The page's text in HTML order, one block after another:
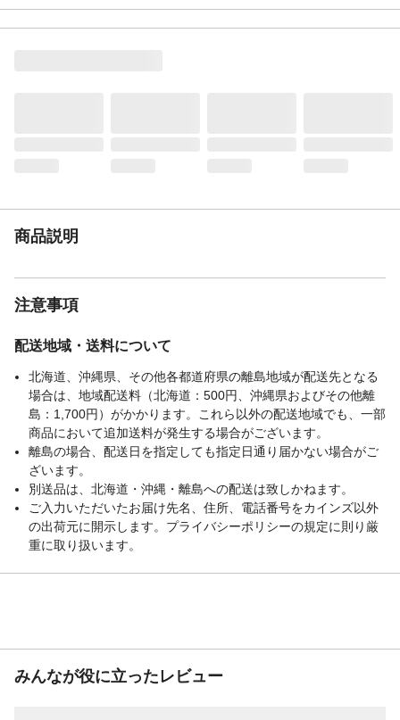
護、過電圧保護、過
電流保護、低温保
商品説明
注意事項
配送地域・送料について
北海道、沖縄県、その他各都道府県の離島地域が配送先となる
場合は、地域配送料（北海道：500円、沖縄県およびその他離
島：1,700円）がかかります。これら以外の配送地域でも、一部
商品において追加送料が発生する場合がございます。
離島の場合、配送日を指定しても指定日通り届かない場合がご
ざいます。
別送品は、北海道・沖縄・離島への配送は致しかねます。
ご入力いただいたお届け先名、住所、電話番号をカインズ以外
の出荷元に開示します。プライバシーポリシーの規定に則り厳
重に取り扱います。
みんなが役に立ったレビュー